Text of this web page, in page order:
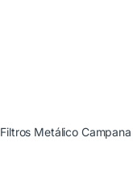
Filtros Metálico Campana